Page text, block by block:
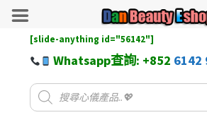
[slide-anything id="56142"]
Whatsapp查詢: +852 6142